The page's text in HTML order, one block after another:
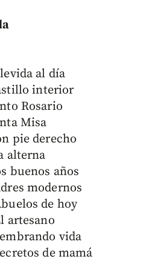
al día
interior
Rosario
Misa
pie derecho
alterna
buenos años
modernos
de hoy
artesano
vida
de mamá